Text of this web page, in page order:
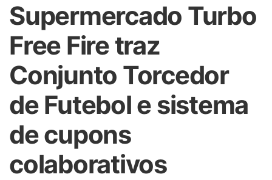
Supermercado Turbo
Free Fire traz
Conjunto Torcedor
de Futebol e sistema
de cupons
colaborativos